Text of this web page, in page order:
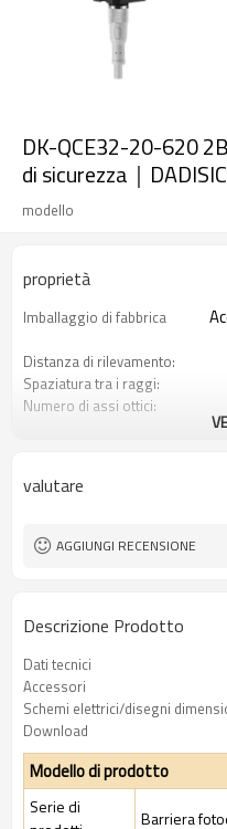
DK-QCE32-20-620
di sicurezza｜
modello
proprietà
Imballaggio di fabbrica
Distanza di rilevamento:
Spaziatura tra i raggi:
Numero di assi ottici:
Spina di interfaccia
Certificazione:
valutare
AGGIUNGI RECENSIONE
Descrizione Prodotto
Dati tecnici
Accessori
Schemi elettrici/disegni
Download
Modello di prodotto
Serie di
Barriera